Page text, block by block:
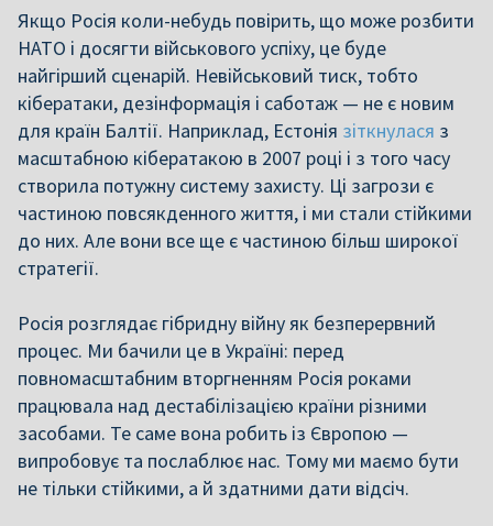
Якщо Росія коли-небудь повірить, що може розбити
НАТО і досягти військового успіху, це буде
найгірший сценарій. Невійськовий тиск, тобто
кібератаки, дезінформація і саботаж — не є новим
для країн Балтії. Наприклад, Естонія зіткнулася з
масштабною кібератакою в 2007 році і з того часу
створила потужну систему захисту. Ці загрози є
частиною повсякденного життя, і ми стали стійкими
до них. Але вони все ще є частиною більш широкої
стратегії.
Росія розглядає гібридну війну як безперервний
процес. Ми бачили це в Україні: перед
повномасштабним вторгненням Росія роками
працювала над дестабілізацією країни різними
засобами. Те саме вона робить із Європою —
випробовує та послаблює нас. Тому ми маємо бути
не тільки стійкими, а й здатними дати відсіч.